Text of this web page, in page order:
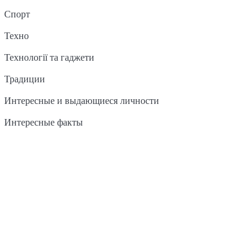
Спорт
Техно
Технології та гаджети
Традиции
Интересные и выдающиеся личности
Интересные факты